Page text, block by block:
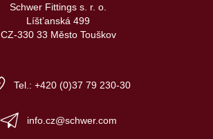
Schwer Fittings s. r. o.
Líšt’anská 499
CZ-330 33 Město Touškov
Tel.: +420 (0)37 79 230-30
info.cz@schwer.com